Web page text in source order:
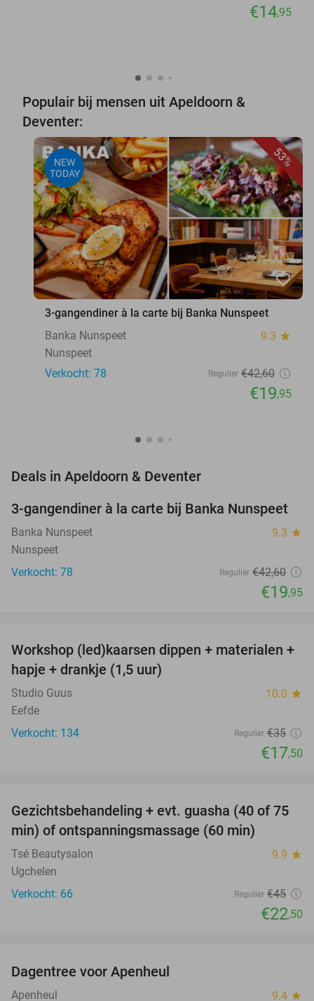
€14,95
Populair bij mensen uit Apeldoorn &
Deventer:
53%
NEW
TODAY
favorite_border
3-gangendiner à la carte bij Banka Nunspeet
Banka Nunspeet
9.3 star
Nunspeet
Verkocht: 78
Regulier €42,60
€19,95
Deals in Apeldoorn & Deventer
53%
NEW
TODAY
3-gangendiner à la carte bij Banka Nunspeet
Banka Nunspeet 9.3 star
Nunspeet
Verkocht: 78
Regulier €42,60
€19,95
50%
Workshop (led)kaarsen dippen + materialen +
hapje + drankje (1,5 uur)
Studio Guus 10.0 star
Eefde
Verkocht: 134
Regulier €35
€17,50
50%
OUT
Gezichtsbehandeling + evt. guasha (40 of 75
min) of ontspanningsmassage (60 min)
Tsé Beautysalon 9.9 star
Ugchelen
Verkocht: 66
Regulier €45
€22,50
Dagentree voor Apenheul
Apenheul 9.4 star